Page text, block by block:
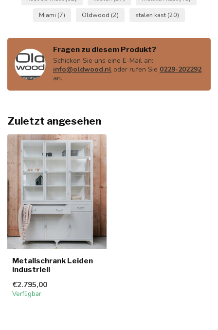
Miami (7) Oldwood (2) stalen kast (20)
Fragen zu diesem Produkt?
Schicken Sie uns eine E-Mail an:
info@oldwood.nl oder rufen Sie 0229-202292
an.
Zuletzt angesehen
Metallschrank Leiden
industriell
€2.795,00
Verfügbar